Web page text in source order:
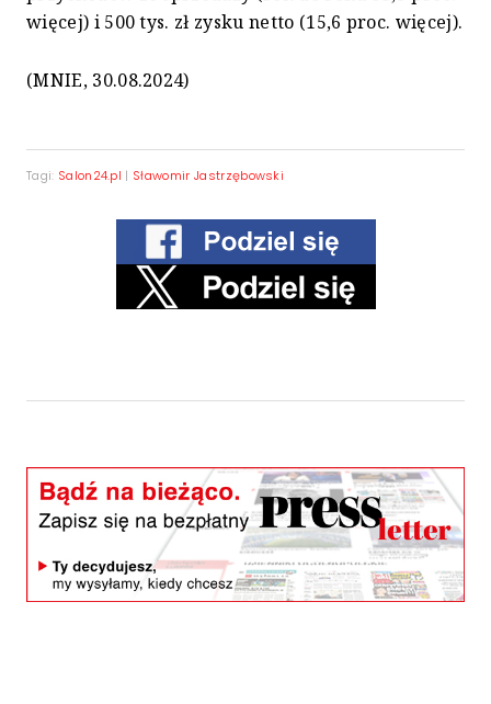
więcej) i 500 tys. zł zysku netto (15,6 proc. więcej).
(MNIE, 30.08.2024)
Tagi: Salon24.pl | Sławomir Jastrzębowski